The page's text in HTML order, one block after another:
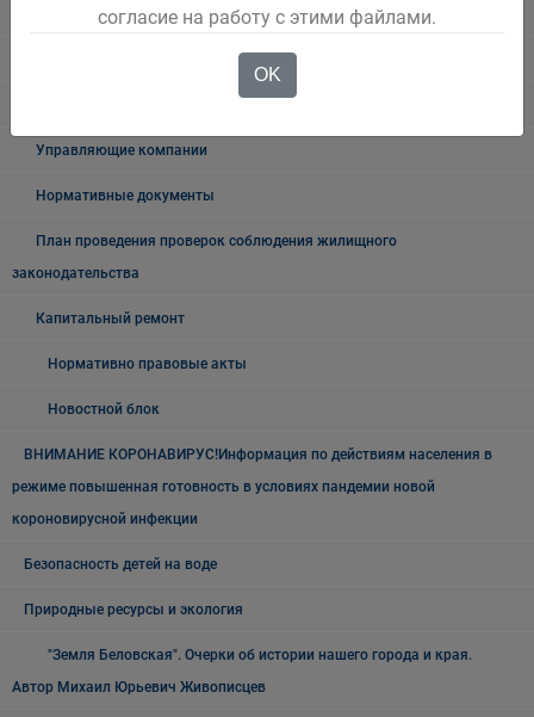
Это важно!
Жилищно-коммунальное хозяйство
Управляющие компании
Нормативные документы
План проведения проверок соблюдения жилищного
законодательства
Капитальный ремонт
Нормативно правовые акты
Новостной блок
ВНИМАНИЕ КОРОНАВИРУС!Информация по действиям населения в
режиме повышенная готовность в условиях пандемии новой
короновирусной инфекции
Безопасность детей на воде
Природные ресурсы и экология
"Земля Беловская". Очерки об истории нашего города и края.
Автор Михаил Юрьевич Живописцев
согласие на работу с этими файлами.
OK